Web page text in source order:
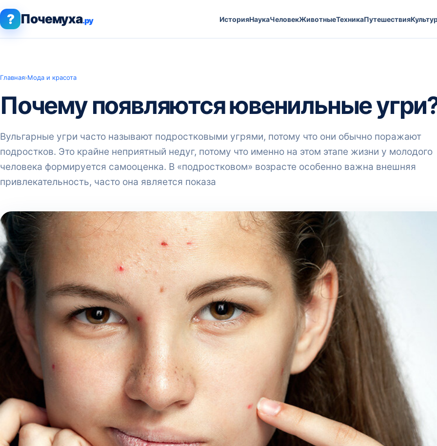
? Почемуха.ру ИсторияНаукаЧеловекЖивотныеТехникаПутешествия
Главная›Мода и красота
Почему появляются ювенильные
Вульгарные угри часто называют подростковыми угрями, потому что они обычно поражают
подростков. Это крайне неприятный недуг, потому что именно на этом этапе жизни у молодого
человека формируется самооценка. В «подростковом» возрасте особенно важна внешняя
привлекательность, часто она является показа